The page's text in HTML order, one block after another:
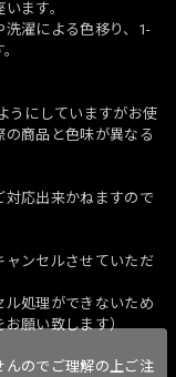
ます。
洗濯による色移り、1-
うにしていますがお使
商品と色味が異なる
応出来かねますので
ンセルさせていただ
ル処理ができないため
願い致します）
んのでご理解の上ご注